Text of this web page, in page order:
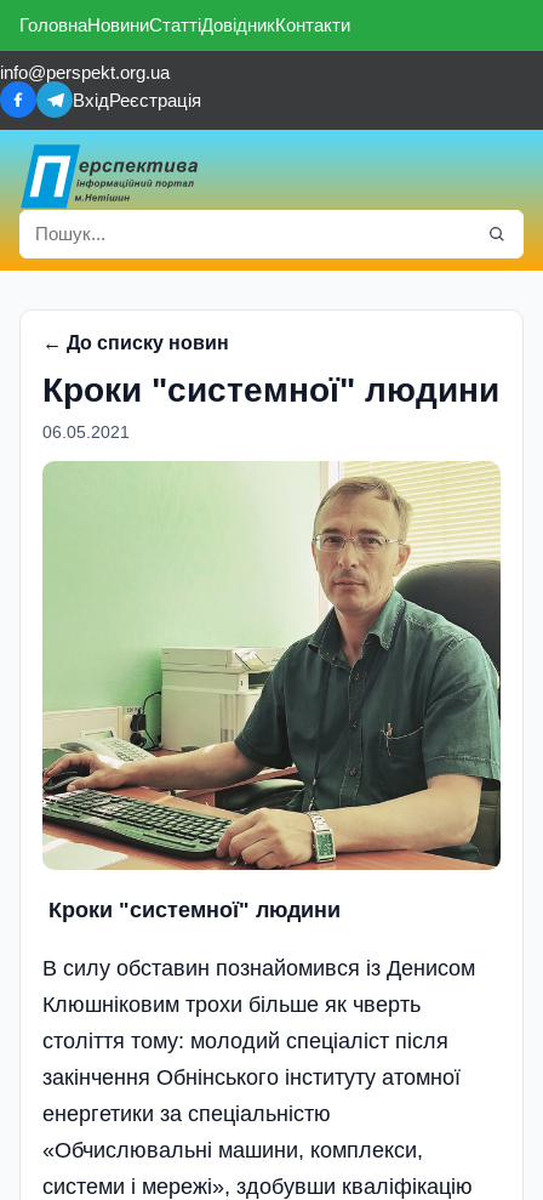
ГоловнаНовиниСтаттіДовідникКонтакти
info@perspekt.org.ua
ВхідРеєстрація
← До списку новин
Кроки "системної" людини
06.05.2021
Кроки "системної" людини
В силу обставин познайомився із Денисом
Клюшніковим трохи більше як чверть
століття тому: молодий спеціаліст після
закінчення Обнінського інституту атомної
енергетики за спеціальністю
«Обчислювальні машини, комплекси,
системи і мережі», здобувши кваліфікацію